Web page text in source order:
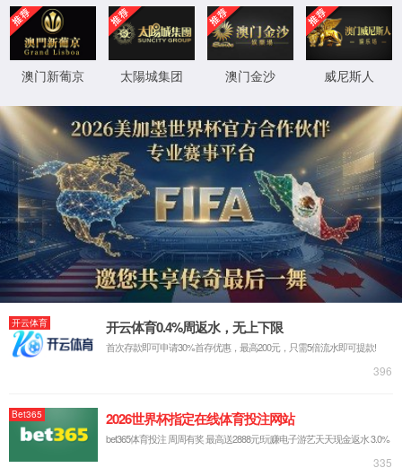
区)-Official website
返回首页